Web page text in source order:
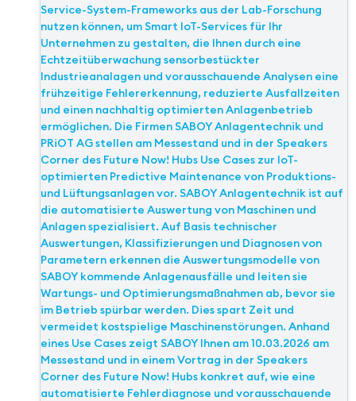
Service-System-Frameworks aus der Lab-Forschung
nutzen können, um Smart IoT-Services für Ihr
Unternehmen zu gestalten, die Ihnen durch eine
Echtzeitüberwachung sensorbestückter
Industrieanalagen und vorausschauende Analysen eine
frühzeitige Fehlererkennung, reduzierte Ausfallzeiten
und einen nachhaltig optimierten Anlagenbetrieb
ermöglichen. Die Firmen SABOY Anlagentechnik und
PRiOT AG stellen am Messestand und in der Speakers
Corner des Future Now! Hubs Use Cases zur IoT-
optimierten Predictive Maintenance von Produktions-
und Lüftungsanlagen vor. SABOY Anlagentechnik ist auf
die automatisierte Auswertung von Maschinen und
Anlagen spezialisiert. Auf Basis technischer
Auswertungen, Klassifizierungen und Diagnosen von
Parametern erkennen die Auswertungsmodelle von
SABOY kommende Anlagenausfälle und leiten sie
Wartungs- und Optimierungsmaßnahmen ab, bevor sie
im Betrieb spürbar werden. Dies spart Zeit und
vermeidet kostspielige Maschinenstörungen. Anhand
eines Use Cases zeigt SABOY Ihnen am 10.03.2026 am
Messestand und in einem Vortrag in der Speakers
Corner des Future Now! Hubs konkret auf, wie eine
automatisierte Fehlerdiagnose und vorausschauende